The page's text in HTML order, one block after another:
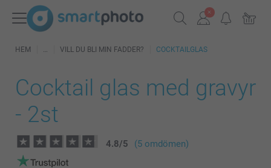
HEM VILL DU BLI MIN FADDER? COCKTAILGLAS
Cocktail glas med gravyr
- 2st
4.8/5 (5 omdömen)